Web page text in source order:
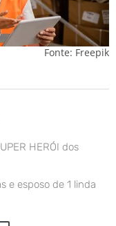
Fonte: Freepik
HERÓI dos
e esposo de 1 linda